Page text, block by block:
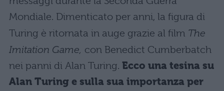
Mondiale. Dimenticato per anni, la figura di
Turing è ritornata in auge grazie al film The
Imitation Game, con Benedict Cumberbatch
nei panni di Alan Turing. Ecco una tesina su
Alan Turing e sulla sua importanza per